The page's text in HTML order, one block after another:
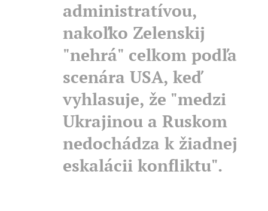
administratívou,
nakoľko Zelenskij
"nehrá" celkom podľa
scenára USA, keď
vyhlasuje, že "medzi
Ukrajinou a Ruskom
nedochádza k žiadnej
eskalácii konfliktu".